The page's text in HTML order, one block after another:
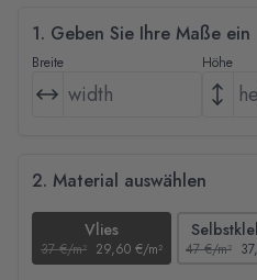
1. Geben Sie Ihre Maße ein
Breite Höhe
2. Material auswählen
Vlies
37 €/m² 29,60 €/m² 47 €/m²